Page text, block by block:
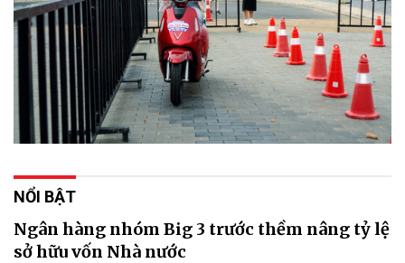
NỔI BẬT
Ngân hàng nhóm Big 3 trước thềm nâng tỷ lệ
sở hữu vốn Nhà nước